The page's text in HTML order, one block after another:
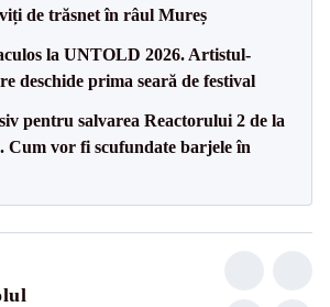
de trăsnet în râul Mureș
la UNTOLD 2026. Artistul-
deschide prima seară de festival
pentru salvarea Reactorului 2 de la
Cum vor fi scufundate barjele în